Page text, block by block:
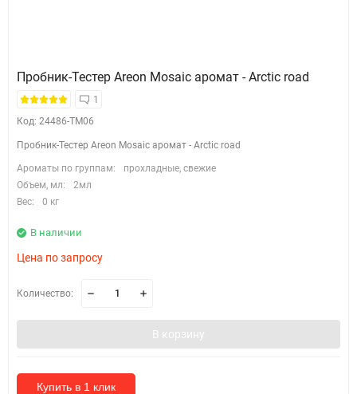
Пробник-Тестер Areon Mosaic аромат - Arctic road
1
Код: 24486-TM06
Пробник-Тестер Areon Mosaic аромат - Arctic road
Ароматы по группам:
прохладные, свежие
Объем, мл:
2мл
Вес:
0 кг
В наличии
Цена по запросу
Количество:
В корзину
Купить в 1 клик